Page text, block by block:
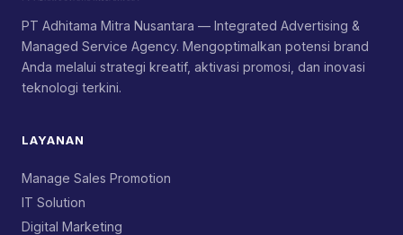
PT Adhitama Mitra Nusantara — Integrated Advertising &
Managed Service Agency. Mengoptimalkan potensi brand
Anda melalui strategi kreatif, aktivasi promosi, dan inovasi
teknologi terkini.
LAYANAN
Manage Sales Promotion
IT Solution
Digital Marketing